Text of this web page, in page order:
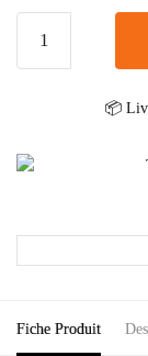
📦
Fiche Produit